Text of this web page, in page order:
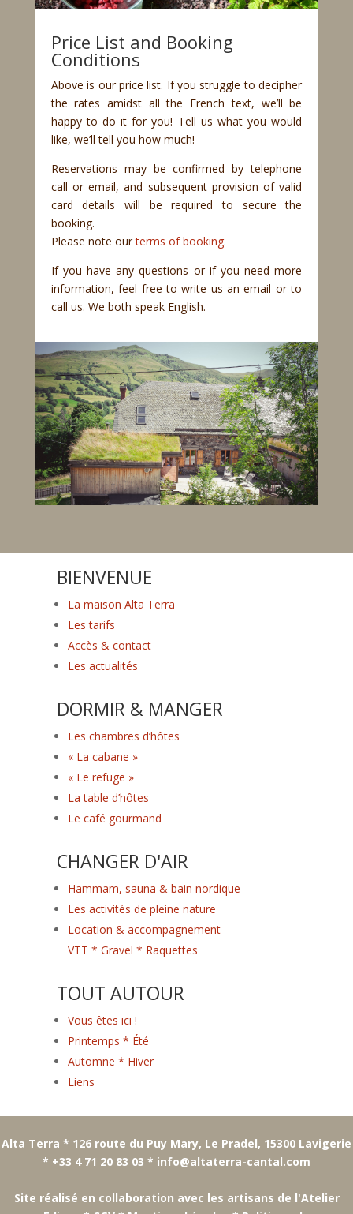
Price List and Booking
Conditions
Above is our price list. If you struggle to decipher
the rates amidst all the French text, we’ll be
happy to do it for you! Tell us what you would
like, we’ll tell you how much!
Reservations may be confirmed by telephone
call or email, and subsequent provision of valid
card details will be required to secure the
booking.
Please note ourterms of booking.
If you have any questions or if you need more
information, feel free to write us an email or to
call us. We both speak English.
BIENVENUE
La maison Alta Terra
Les tarifs
Accès & contact
Les actualités
DORMIR & MANGER
Les chambres d’hôtes
« La cabane »
« Le refuge »
La table d’hôtes
Le café gourmand
CHANGER D'AIR
Hammam, sauna & bain nordique
Les activités de pleine nature
Location & accompagnement
VTT * Gravel * Raquettes
TOUT AUTOUR
Vous êtes ici !
Printemps * Été
Automne * Hiver
Liens
Alta Terra * 126 route du Puy Mary, Le Pradel, 15300 Lavigerie
* +33 4 71 20 83 03 * info@altaterra-cantal.com
Site réalisé en collaboration avec les artisans de l'Atelier